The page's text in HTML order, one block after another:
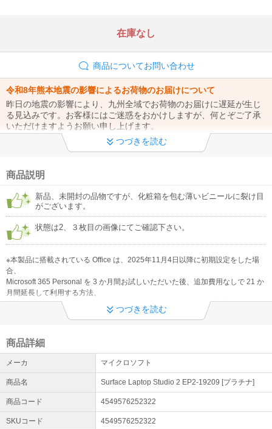
在庫なし
商品についてお問い合わせ
令和8年熊本地震の影響によるお荷物のお届けについて
昨日の地震の影響により、九州全域でお荷物のお届けに遅延が生じ
る見込みです。お客様にはご迷惑をおかけしますが、何とぞご了承
いただけますようお願い申し上げます。
夏季休業のお知らせ
ます。 休業期間中に頂いたご注文、お問合せにつきましては 休業期
インボイス制度への対応について
当店では、適格請求書として領収書の発行が可能です。詳細はリン
ク先のページにてご確認下さい。
つづきを読む
商品説明
新品、未開封の品物ですが、化粧箱を包む薄いビニールに裂け目
がございます。
状態は2、３枚目の画像にてご確認下さい。
※本製品に搭載されている Office は、2025年11月4日以降に初期設定をした場
合、
Microsoft 365 Personal を 3 か月間お試しいただいた後、追加費用なしで 21 か
月間延長して利用する方法、
Office Home and Business 2024(永続版)に切り替えて利用する方法、
または利用開始時点から 24 か月間 Microsoft 365 Personal を利用する方法のい
Microsoft 365 Personal をご利用の場合、25 か月目以降は自動更新され、料金
が発生します。
継続を希望しない場合は Microsoft アカウントでキャンセルしてください。
なお、Windows のアクティベーション後 6 か月以内に Microsoft 365 の有効化
を行わなかった場合、
Microsoft 365 Personal(24 か月版)および Office Home and Business 2024(永続
版)の利用権限は失効します。
アプリや機能の利用可否は、デバイス、言語、プラットフォームによって異な
ります。
つづきを読む
商品詳細
メーカ マイクロソフト
商品名 Surface Laptop Studio 2 EP2-19209 [プラチナ]
商品コード 4549576252322
SKUコード 4549576252322